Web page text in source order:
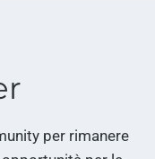
per rimanere